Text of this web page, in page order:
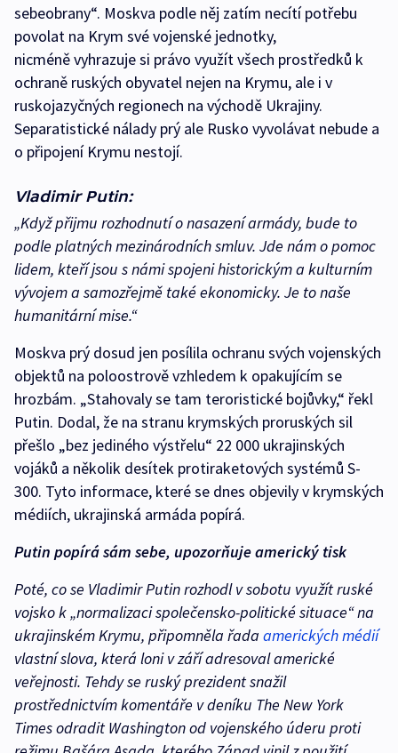
sebeobrany“. Moskva podle něj zatím necítí potřebu
povolat na Krym své vojenské jednotky,
nicméně vyhrazuje si právo využít všech prostředků k
ochraně ruských obyvatel nejen na Krymu, ale i v
ruskojazyčných regionech na východě Ukrajiny.
Separatistické nálady prý ale Rusko vyvolávat nebude a
o připojení Krymu nestojí.
Vladimir Putin:
„Když přijmu rozhodnutí o nasazení armády, bude to
podle platných mezinárodních smluv. Jde nám o pomoc
lidem, kteří jsou s námi spojeni historickým a kulturním
vývojem a samozřejmě také ekonomicky. Je to naše
humanitární mise.“
Moskva prý dosud jen posílila ochranu svých vojenských
objektů na poloostrově vzhledem k opakujícím se
hrozbám. „Stahovaly se tam teroristické bojůvky,“ řekl
Putin. Dodal, že na stranu krymských proruských sil
přešlo „bez jediného výstřelu“ 22 000 ukrajinských
vojáků a několik desítek protiraketových systémů S-
300. Tyto informace, které se dnes objevily v krymských
médiích, ukrajinská armáda popírá.
Putin popírá sám sebe, upozorňuje americký tisk
Poté, co se Vladimir Putin rozhodl v sobotu využít ruské
vojsko k „normalizaci společensko-politické situace“ na
ukrajinském Krymu, připomněla řada amerických médií
vlastní slova, která loni v září adresoval americké
veřejnosti. Tehdy se ruský prezident snažil
prostřednictvím komentáře v deníku The New York
Times odradit Washington od vojenského úderu proti